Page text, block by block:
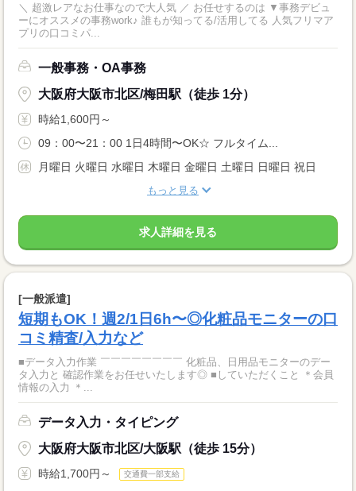
＼ 超激レアなお仕事なので大人気 ／ お任せするのは ▼事務デビュ
ーにオススメの事務work♪ 誰もが知ってる/活用してる 人気フリマア
プリの口コミパ...
一般事務・OA事務
大阪府大阪市北区/梅田駅（徒歩 1分）
時給1,600円～
09：00〜21：00 1日4時間〜OK☆ フルタイム...
月曜日 火曜日 水曜日 木曜日 金曜日 土曜日 日曜日 祝日
もっと見る
求人詳細を見る
[一般派遣]
短期もOK！週2/1日6h〜◎化粧品モニターの口
コミ精査/入力など
■データ入力作業 ￣￣￣￣￣￣￣￣ 化粧品、日用品モニターのデー
タ入力と 確認作業をお任せいたします◎ ■していただくこと ＊会員
情報の入力 ＊...
データ入力・タイピング
大阪府大阪市北区/大阪駅（徒歩 15分）
時給1,700円～ 交通費一部支給